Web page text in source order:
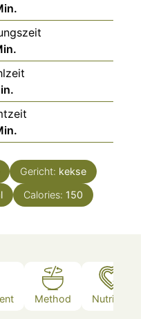
Gericht: kekse
Calories: 150
Method Nutrition